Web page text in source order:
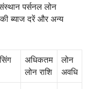
पर्सनल लोन
ब्याज दरें और अन्य
अधिकतम
लोन राशि
लोन
अवधि